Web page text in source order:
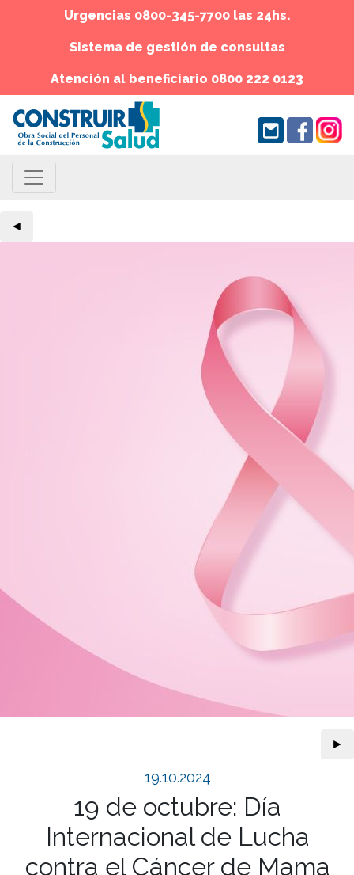
Urgencias 0800-345-7700 las 24hs.
Sistema de gestión de consultas
Atención al beneficiario 0800 222 0123
◄
►
19.10.2024
19 de octubre: Día
Internacional de Lucha
contra el Cáncer de Mama